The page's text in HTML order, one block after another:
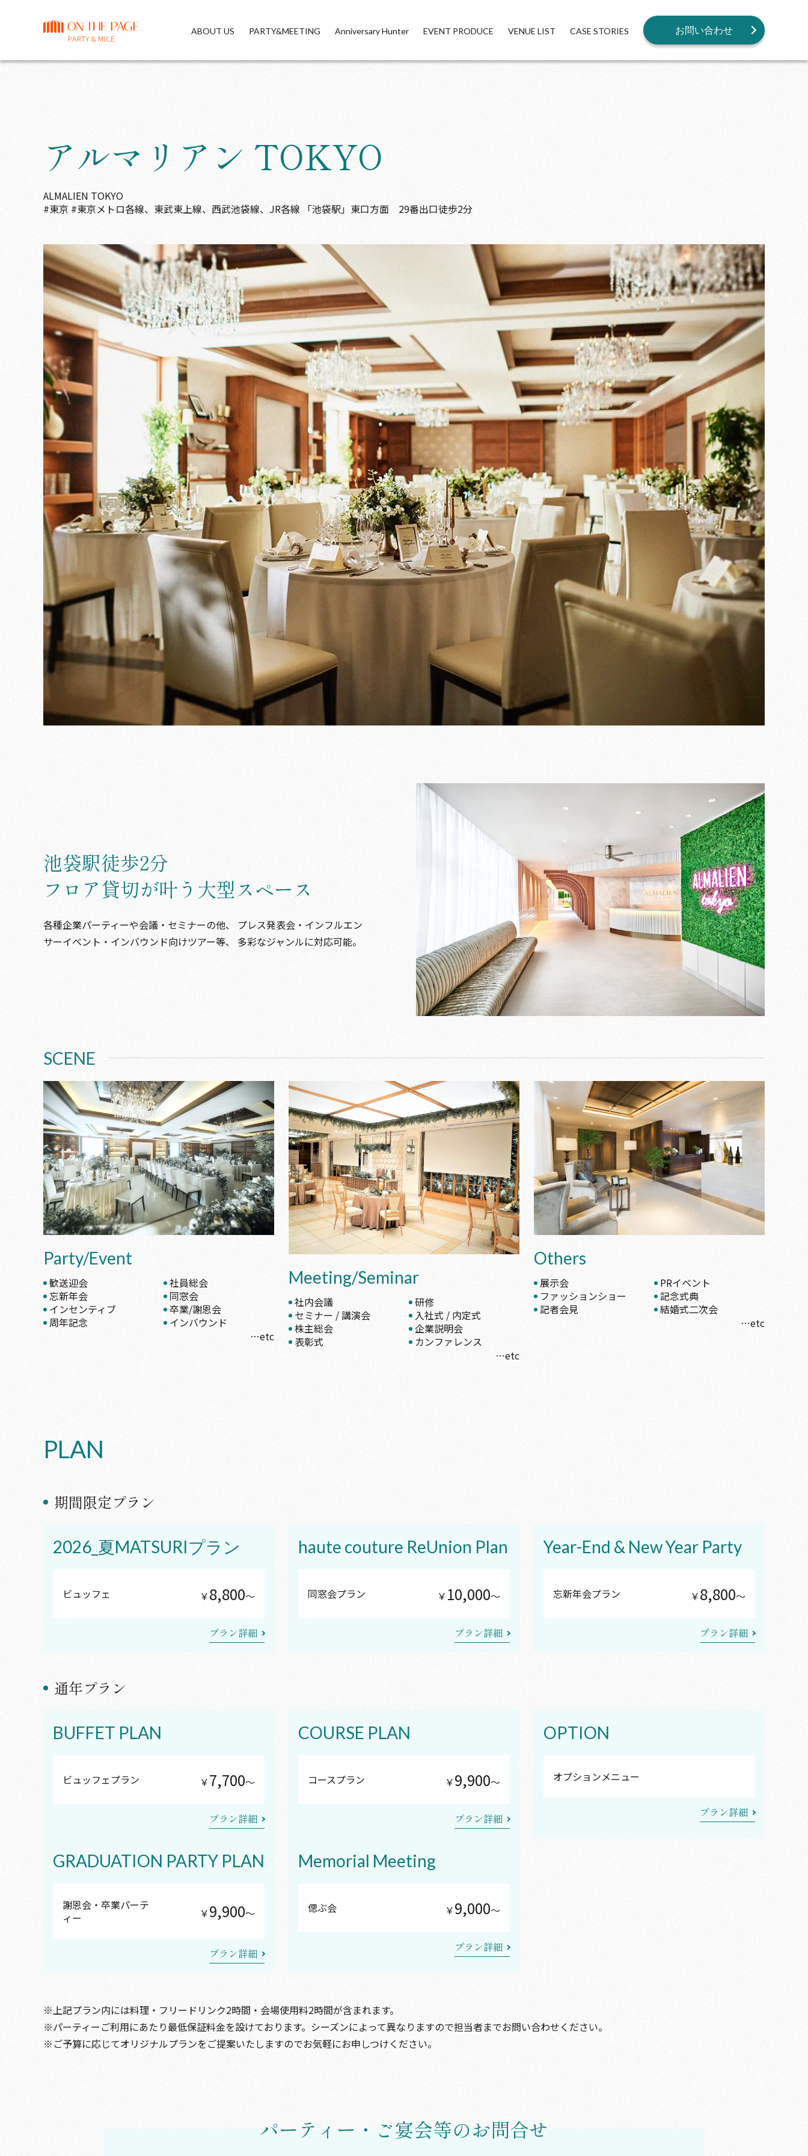
ABOUT US PARTY&MEETING Anniversary Hunter EVENT PRODUCE VENUE LIST CASE STORIES お問い合わせ
アルマリアン TOKYO
ALMALIEN TOKYO
#東京 #東京メトロ各線、東武東上線、西武池袋線、JR各線 「池袋駅」東口方面 29番出口徒歩2分
池袋駅徒歩2分
フロア貸切が叶う大型スペース
各種企業パーティーや会議・セミナーの他、
プレス発表会・インフルエン
サーイベント・インバウンド向けツアー等、
多彩なジャンルに対応可能。
SCENE
Party/Event
歓送迎会
社員総会
忘新年会
同窓会
インセンティブ
卒業/謝恩会
周年記念
インバウンド
Meeting/Seminar
社内会議
研修
セミナー / 講演会
入社式 / 内定式
株主総会
企業説明会
表彰式
カンファレンス
Others
展示会
PRイベント
ファッションショー
記念式典
記者会見
結婚式二次会
PLAN
期間限定プラン
2026_夏MATSURIプラン
ビュッフェ ￥8,800〜
プラン詳細
haute couture ReUnion Plan
同窓会プラン ￥ 10,000〜
プラン詳細
Year-End & New Year Party
忘新年会プラン ￥8,800〜
プラン詳細
通年プラン
BUFFET PLAN
ビュッフェプラン ￥7,700〜
プラン詳細
COURSE PLAN
コースプラン ￥9,900〜
プラン詳細
OPTION
オプションメニュー
プラン詳細
GRADUATION PARTY PLAN
謝恩会・卒業パーテ
ィー
￥9,900〜
プラン詳細
Memorial Meeting
偲ぶ会 ￥9,000〜
プラン詳細
上記プラン内には料理・フリードリンク2時間・会場使用料2時間が含まれます。
パーティーご利用にあたり最低保証料金を設けております。シーズンによって異なりますので担当者までお問い合わせください。
ご予算に応じてオリジナルプランをご提案いたしますのでお気軽にお申しつけください。
パーティー・ご宴会等のお問合せ